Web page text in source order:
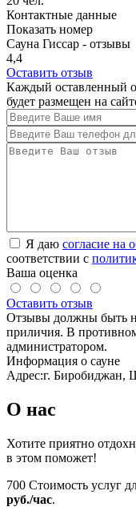
Контактные данные
Показать номер
Сауна Гиссар - отзывы
4,4
Оставить отзыв
Каждый оставленный
будет размещен на
Я даю согласие на
соответствии с
Ваша оценка
Оставить отзыв
Отзывы должны быть
приличия. В
администратором.
Информация о сауне
Адрес:г. Биробиджан,
О нас
Хотите приятно
в этом поможет!
700 Стоимость услуг
руб./час.